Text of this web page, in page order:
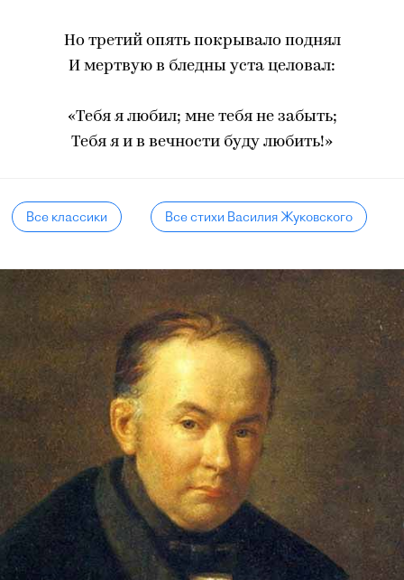
Но третий опять покрывало поднял
И мертвую в бледны уста целовал:
«Тебя я любил; мне тебя не забыть;
Тебя я и в вечности буду любить!»
Все классики Все стихи Василия Жуковского